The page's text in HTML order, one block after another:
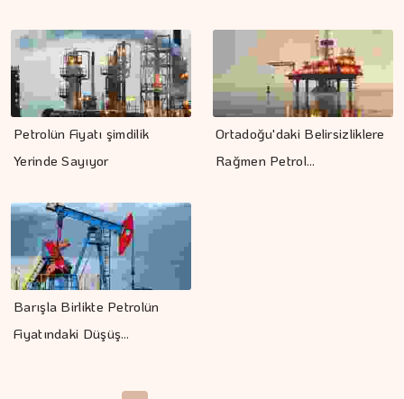
Petrolün Fiyatı şimdilik
Yerinde Sayıyor
Ortadoğu'daki Belirsizliklere
Rağmen Petrol…
Barışla Birlikte Petrolün
Fiyatındaki Düşüş…